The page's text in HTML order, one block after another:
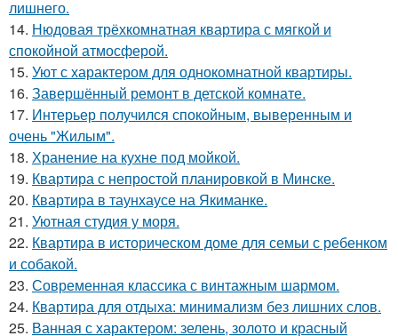
лишнего.
14. Нюдовая трёхкомнатная квартира с мягкой и
спокойной атмосферой.
15. Уют с характером для однокомнатной квартиры.
16. Завершённый ремонт в детской комнате.
17. Интерьер получился спокойным, выверенным и
очень "Жилым".
18. Хранение на кухне под мойкой.
19. Квартира с непростой планировкой в Минске.
20. Квартира в таунхаусе на Якиманке.
21. Уютная студия у моря.
22. Квартира в историческом доме для семьи с ребенком
и собакой.
23. Современная классика с винтажным шармом.
24. Квартира для отдыха: минимализм без лишних слов.
25. Ванная с характером: зелень, золото и красный